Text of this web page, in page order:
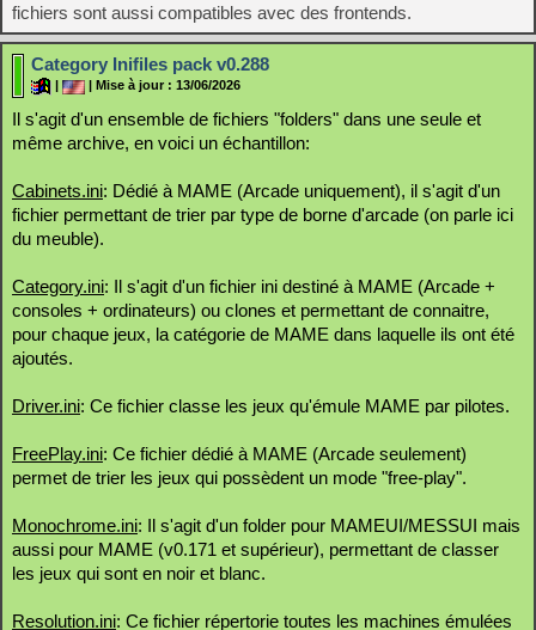
fichiers sont aussi compatibles avec des frontends.
Category Inifiles pack v0.288
| Mise à jour : 13/06/2026
Il s'agit d'un ensemble de fichiers "folders" dans une seule et
même archive, en voici un échantillon:
Cabinets.ini: Dédié à MAME (Arcade uniquement), il s'agit d'un
fichier permettant de trier par type de borne d'arcade (on parle ici
du meuble).
Category.ini: Il s'agit d'un fichier ini destiné à MAME (Arcade +
consoles + ordinateurs) ou clones et permettant de connaitre,
pour chaque jeux, la catégorie de MAME dans laquelle ils ont été
ajoutés.
Driver.ini: Ce fichier classe les jeux qu'émule MAME par pilotes.
FreePlay.ini: Ce fichier dédié à MAME (Arcade seulement)
permet de trier les jeux qui possèdent un mode "free-play".
Monochrome.ini: Il s'agit d'un folder pour MAMEUI/MESSUI mais
aussi pour MAME (v0.171 et supérieur), permettant de classer
les jeux qui sont en noir et blanc.
Resolution.ini: Ce fichier répertorie toutes les machines émulées